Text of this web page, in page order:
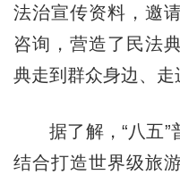
法治宣传资料，邀
咨询，营造了民法
典走到群众身边、走
据了解，“八五”
结合打造世界级旅